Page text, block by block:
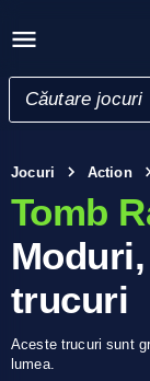
Jocuri Action
Tomb
trucuri
Aceste trucuri sunt
lumea.